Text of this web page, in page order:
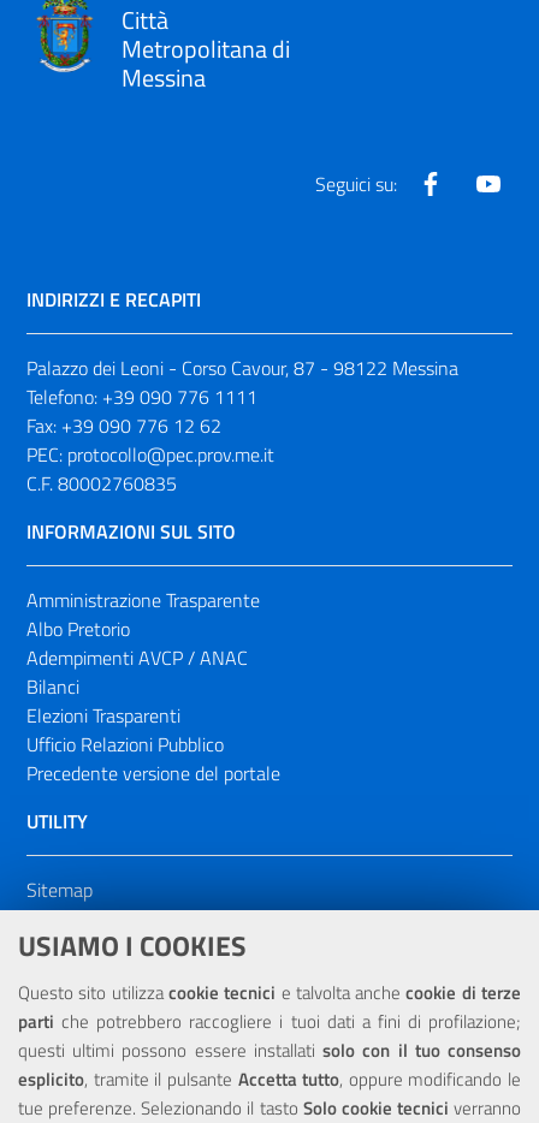
USIAMO I COOKIES
Questo sito utilizzacookie tecnici e talvolta anchecookie di terze
parti che potrebbero raccogliere i tuoi dati a fini di profilazione;
questi ultimi possono essere installatisolo con il tuo consenso
esplicito, tramite il pulsante Accetta tutto, oppure modificando le
tue preferenze. Selezionando il tasto Solo cookie tecnici verranno
Città
Metropolitana di
Messina
Seguici su: Facebook
INDIRIZZI E RECAPITI
Palazzo dei Leoni - Corso Cavour, 87 - 98122 Messina
Telefono: +39 090 776 1111
Fax: +39 090 776 12 62
PEC: protocollo@pec.prov.me.it
C.F. 80002760835
INFORMAZIONI SUL SITO
Amministrazione Trasparente
Albo Pretorio
Adempimenti AVCP / ANAC
Bilanci
Elezioni Trasparenti
Ufficio Relazioni Pubblico
Precedente versione del portale
UTILITY
Sitemap
Dichiarazione di accessibilità
NOTE LEGALI
Privacy